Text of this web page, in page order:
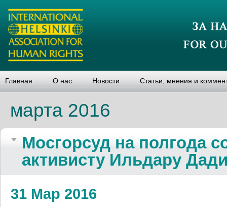
Главная О нас Новости Статьи, мнения и
марта 2016
Мосгорсуд на полгода
активисту Ильдару
31 Мар 2016